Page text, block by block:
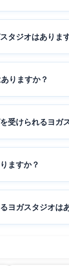
タジオはありま
りますか？
受けられるヨガ
ますか？
ヨガスタジオは